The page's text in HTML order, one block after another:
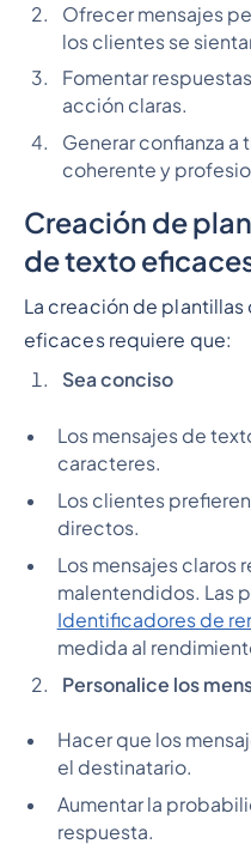
Ofrecer mensajes
los clientes se
Fomentar
acción claras.
Generar confianza a
coherente y
Creación de
de texto
La creación de
eficaces requiere que:
Sea conciso
Los mensajes de
caracteres.
Los clientes
directos.
Los mensajes claros
malentendidos. Las
Identificadores de
medida al
Personalice los
Hacer que los
el destinatario.
Aumentar la
respuesta.